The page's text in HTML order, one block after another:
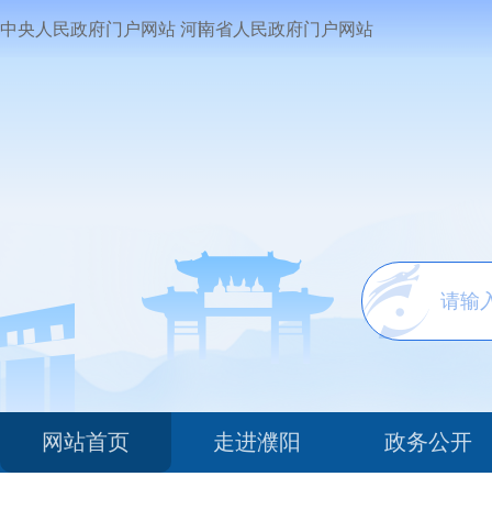
中央人民政府门户网站 河南省人民政府门户网站
网站首页 走进濮阳 政务公开